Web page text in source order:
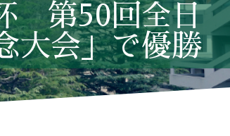
第50回全日
大会」で優勝